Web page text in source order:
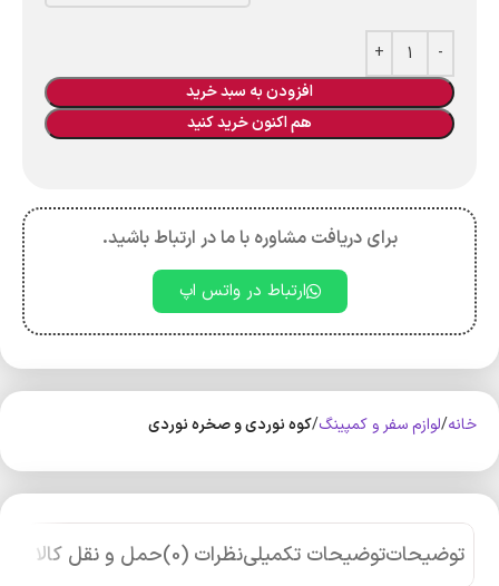
افزودن به سبد خرید
هم اکنون خرید کنید
برای دریافت مشاوره با ما در ارتباط باشید.
ارتباط در واتس اپ
خانه لوازم سفر و کمپینگ کوه‌ نوردی و صخره نوردی
توضیحاتتوضیحات تکمیلینظرات (0) حمل و نقل کالا